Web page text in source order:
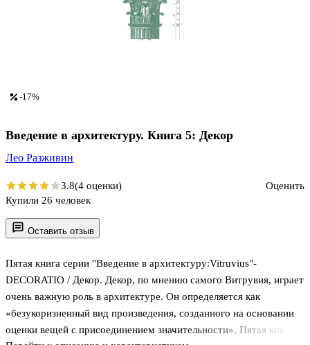
Оставить отзыв
Пятая книга серии "Введение в архитектуру:Vitruvius"-
DECORATIO / Декор. Декор, по мнению самого Витрувия, играет
очень важную роль в архитектуре. Он определяется как
«безукоризненный вид произведения, созданного на основании
оценки вещей с присоединением значительности». Пятая книга
-17%
Введение в архитектуру. Книга 5: Декор
Лео Разживин
3.8(4 оценки)
Оценить
Купили 26 человек